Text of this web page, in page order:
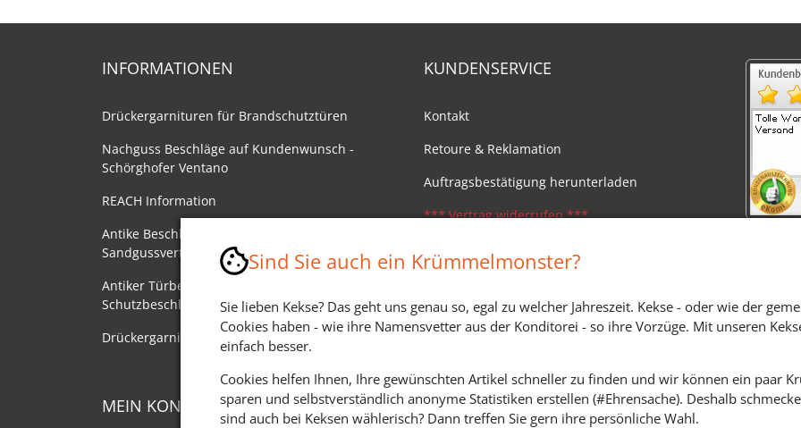
INFORMATIONEN
Drückergarnituren für Brandschutztüren
Nachguss Beschläge auf Kundenwunsch -
Schörghofer Ventano
REACH Information
Antike Beschläge - Herstellung im
Sandgussverfahren
Antiker Türbeschlag als
Schutzbeschlag/Sicherheitsbeschlag
Drückergarnituren mit Drehknauf
KUNDENSERVICE
Kontakt
Retoure & Reklamation
Auftragsbestätigung herunterladen
*** Vertrag widerrufen ***
Versandkosten, Lieferzeiten & Zahlungsmodi
MEIN KONTO SOZIALE MEDIEN
Sind Sie auch ein Krümmelmonster?
Sie lieben Kekse? Das geht uns genau so, egal zu welcher Jahreszeit. Kekse - oder wie der
Cookies haben - wie ihre Namensvetter aus der Konditorei - so ihre Vorzüge. Mit unseren
einfach besser.
Cookies helfen Ihnen, Ihre gewünschten Artikel schneller zu finden und wir können ein paar
sparen und selbstverständlich anonyme Statistiken erstellen (#Ehrensache). Deshalb
sind auch bei Keksen wählerisch? Dann treffen Sie gern ihre persönliche Wahl.